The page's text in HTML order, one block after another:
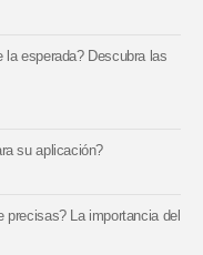
la esperada? Descubra las
su aplicación?
precisas? La importancia del